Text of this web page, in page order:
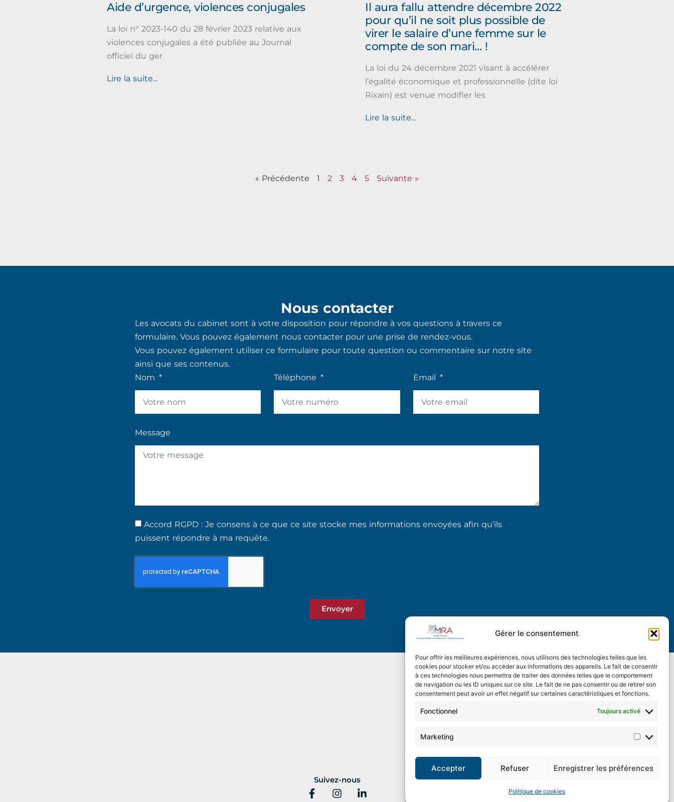
Gérer le consentement
Pour offrir les meilleures expériences, nous utilisons des technologies telles que les
cookies pour stocker et/ou accéder aux informations des appareils. Le fait de consentir
à ces technologies nous permettra de traiter des données telles que le comportement
de navigation ou les ID uniques sur ce site. Le fait de ne pas consentir ou de retirer son
consentement peut avoir un effet négatif sur certaines caractéristiques et fonctions.
Fonctionnel Toujours activé
Marketing
Accepter Refuser Enregistrer les préférences
Politique de cookies
Aide d’urgence, violences conjugales
La loi n° 2023-140 du 28 février 2023 relative aux
violences conjugales a été publiée au Journal
officiel du ger
Lire la suite...
Il aura fallu attendre décembre 2022
pour qu’il ne soit plus possible de
virer le salaire d’une femme sur le
compte de son mari… !
La loi du 24 décembre 2021 visant à accélérer
l’égalité économique et professionnelle (dite loi
Rixain) est venue modifier les
Lire la suite...
« Précédente 1 2 3 4 5 Suivante »
Nous contacter
Les avocats du cabinet sont à votre disposition pour répondre à vos questions à travers ce
formulaire. Vous pouvez également nous contacter pour une prise de rendez-vous.
Vous pouvez également utiliser ce formulaire pour toute question ou commentaire sur notre site
ainsi que ses contenus.
Nom
Téléphone Email
Message
Accord RGPD : Je consens à ce que ce site stocke mes informations envoyées afin qu’ils
puissent répondre à ma requête.
Envoyer
Suivez-nous